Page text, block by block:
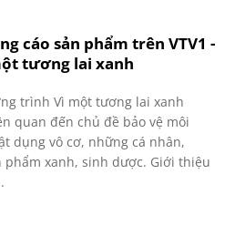
cáo sản phẩm trên VTV1 -
tương lai xanh
trình Vì một tương lai xanh
quan đến chủ đề bảo vệ môi
dụng vô cơ, những cá nhân,
xanh, sinh dược. Giới thiệu